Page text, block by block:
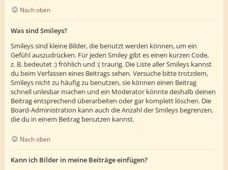
Nach oben
Was sind Smileys?
Smileys sind kleine Bilder, die benutzt werden können, um ein
Gefühl auszudrücken. Für jeden Smiley gibt es einen kurzen Code,
z. B. bedeutet :) fröhlich und :( traurig. Die Liste aller Smileys kannst
du beim Verfassen eines Beitrags sehen. Versuche bitte trotzdem,
Smileys nicht zu häufig zu benutzen, sie können einen Beitrag
schnell unlesbar machen und ein Moderator könnte deshalb deinen
Beitrag entsprechend überarbeiten oder gar komplett löschen. Die
Board-Administration kann auch die Anzahl der Smileys begrenzen,
die du in einem Beitrag benutzen kannst.
Nach oben
Kann ich Bilder in meine Beiträge einfügen?